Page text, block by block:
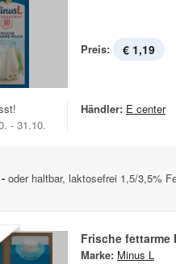
Preis: € 1,19
- 31.10.
Händler: E center
oder haltbar, laktosefrei 1,5/3,5%
Frische fettarme
Marke: Minus L